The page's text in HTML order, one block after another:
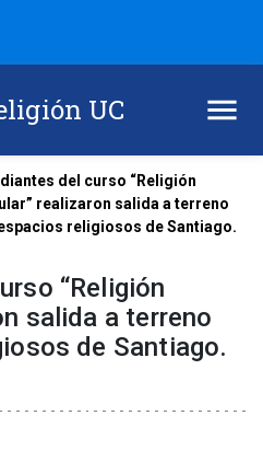
UC
del curso “Religión
realizaron salida a terreno
religiosos de Santiago.
“Religión
salida a terreno
de Santiago.